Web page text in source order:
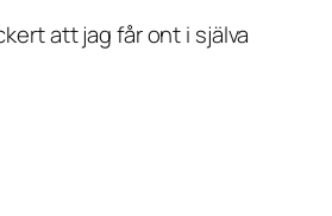
att jag får ont i själva